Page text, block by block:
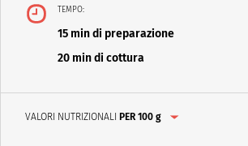
TEMPO:
15 min di preparazione
20 min di cottura
VALORI NUTRIZIONALI PER 100 g